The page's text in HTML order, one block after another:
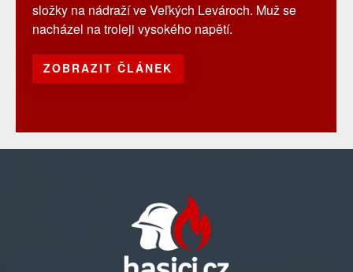
složky na nádraží ve Veľkých Levároch. Muž se
nacházel na troleji vysokého napětí.
ZOBRAZIT ČLÁNEK